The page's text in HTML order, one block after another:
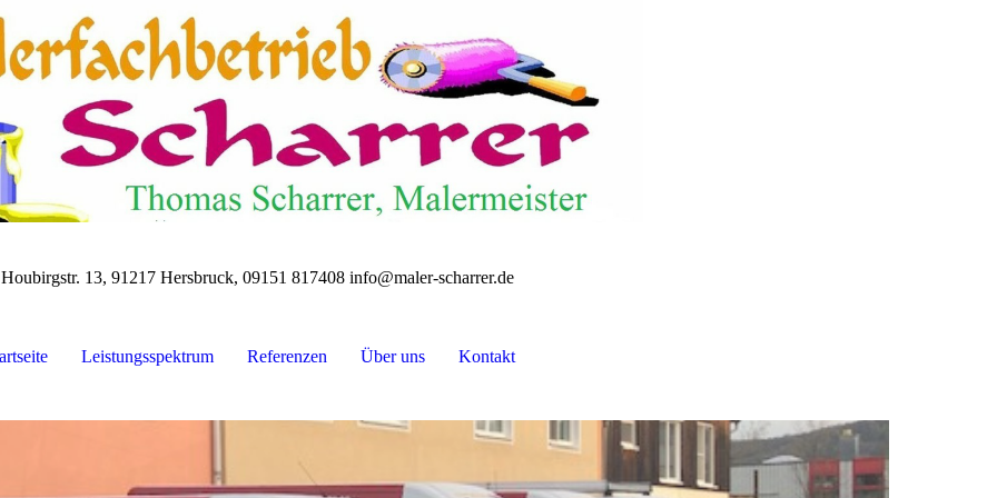
Houbirgstr. 13, 91217 Hersbruck, 09151 817408 info@maler-scharrer.de
Leistungsspektrum Referenzen Über uns Kontakt